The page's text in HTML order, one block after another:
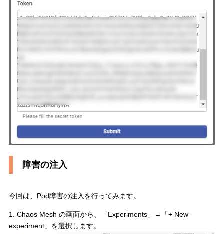
障害の注入
今回は、Pod障害の注入を行ってみます。
1. Chaos Mesh の画面から、「Experiments」→「+ New
experiment」を選択します。